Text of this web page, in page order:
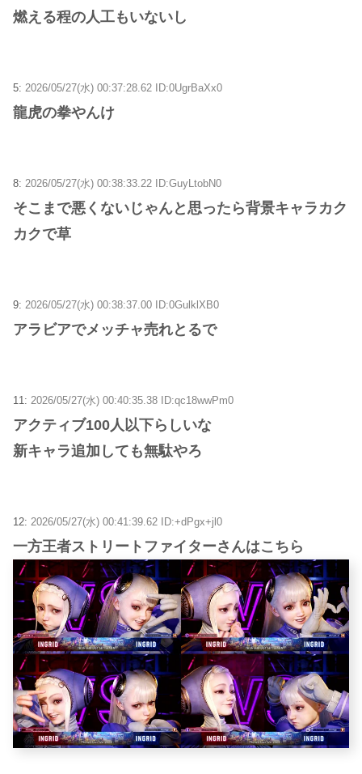
燃える程の人工もいないし
5: 2026/05/27(水) 00:37:28.62 ID:0UgrBaXx0
龍虎の拳やんけ
8: 2026/05/27(水) 00:38:33.22 ID:GuyLtobN0
そこまで悪くないじゃんと思ったら背景キャラカク
カクで草
9: 2026/05/27(水) 00:38:37.00 ID:0GulklXB0
アラビアでメッチャ売れとるで
11: 2026/05/27(水) 00:40:35.38 ID:qc18wwPm0
アクティブ100人以下らしいな
新キャラ追加しても無駄やろ
12: 2026/05/27(水) 00:41:39.62 ID:+dPgx+jl0
一方王者ストリートファイターさんはこちら